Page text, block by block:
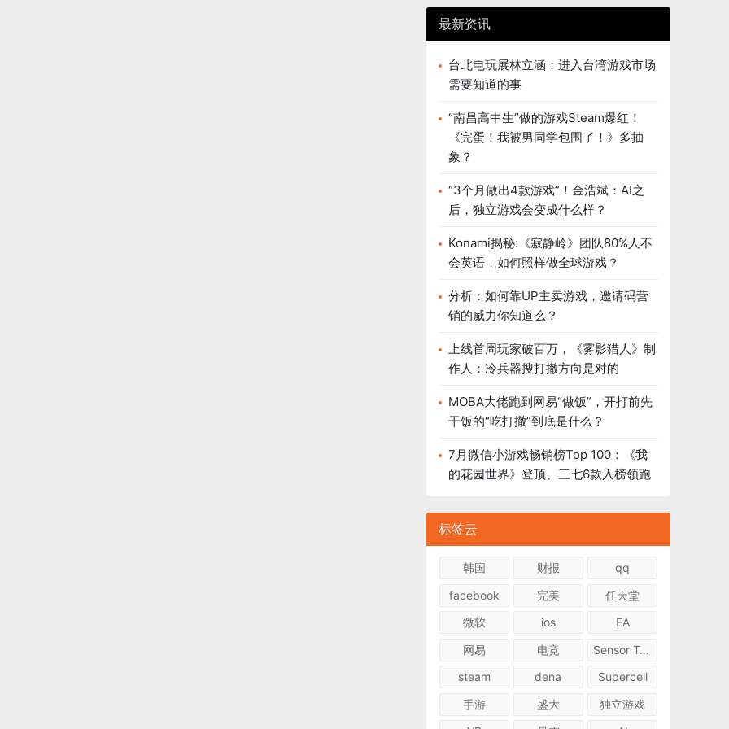
最新资讯
台北电玩展林立涵：进入台湾游戏市场
需要知道的事
“南昌高中生”做的游戏Steam爆红！
《完蛋！我被男同学包围了！》多抽
象？
“3个月做出4款游戏”！金浩斌：AI之
后，独立游戏会变成什么样？
Konami揭秘:《寂静岭》团队80%人不
会英语，如何照样做全球游戏？
分析：如何靠UP主卖游戏，邀请码营
销的威力你知道么？
上线首周玩家破百万，《雾影猎人》制
作人：冷兵器搜打撤方向是对的
MOBA大佬跑到网易“做饭”，开打前先
干饭的“吃打撤”到底是什么？
7月微信小游戏畅销榜Top 100：《我
的花园世界》登顶、三七6款入榜领跑
标签云
韩国 财报
qq
facebook
完美
任天堂
微软
ios
EA
网易
电竞
Sensor Tower
steam
dena
Supercell
手游
盛大
独立游戏